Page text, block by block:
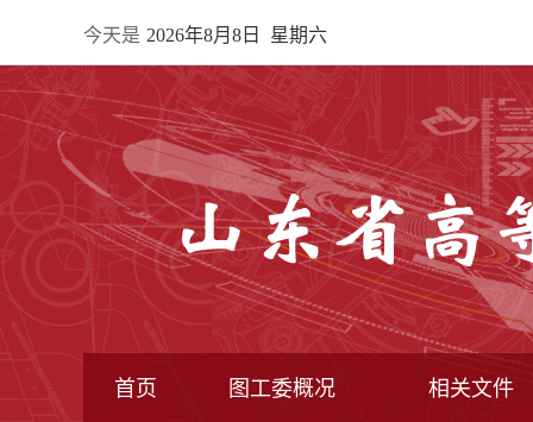
今天是 2026年8月8日 星期六
首页 图工委概况 相关文件